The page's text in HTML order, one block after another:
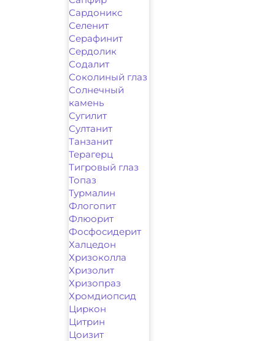
Сардоникс
Селенит
Серафинит
Сердолик
Содалит
Соколиный глаз
Солнечный
камень
Сугилит
Султанит
Танзанит
Терагерц
Тигровый глаз
Топаз
Турмалин
Флогопит
Флюорит
Фосфосидерит
Халцедон
Хризоколла
Хризолит
Хризопраз
Хромдиопсид
Циркон
Цитрин
Цоизит